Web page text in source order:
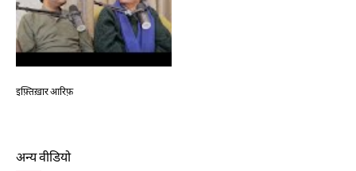
इफ़्तिख़ार आरिफ़
अन्य वीडियो